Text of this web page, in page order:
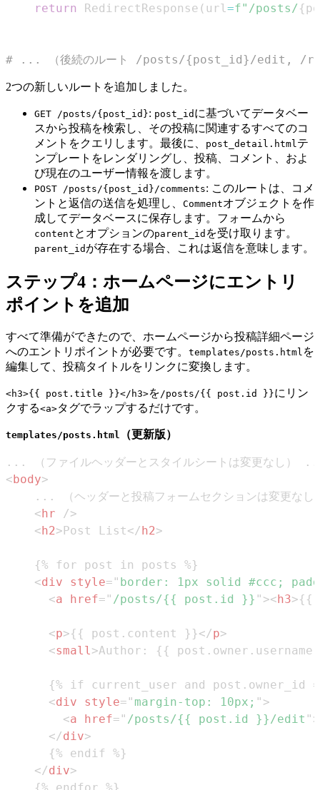
return RedirectResponse ( url =f"/posts/{
# ... （後続のルート /posts/{post_id}/edit, /
2つの新しいルートを追加しました。
GET /posts/{post_id}: post_id に基づいてデータベー
スから投稿を検索し、その投稿に関連するすべてのコ
メントをクエリします。最後に、
post_detail.html テ
ンプレートをレンダリングし、投稿、コメント、およ
び現在のユーザー情報を渡します。
POST /posts/{post_id}/comments: このルートは、コメ
ントと返信の送信を処理し、 Commentオブジェクトを作
成してデータベースに保存します。フォームから
content とオプションのparent_id を受け取ります。
parent_id が存在する場合、これは返信を意味します。
ステップ4：ホームページにエントリ
ポイントを追加
すべて準備ができたので、ホームページから投稿詳細ページ
へのエントリポイントが必要です。 templates/posts.html を
編集して、投稿タイトルをリンクに変換します。
<h3>{{ post.title }}</h3>を/posts/{{ post.id }}にリン
クする<a>タグでラップするだけです。
templates/posts.html （更新版）
< body>
< hr
/>
< h2> Post List</ h2>
<div style= " border : 1px solid #ccc ;
<a href= " /posts/{{ post.id }} " >< h3>{{
<p>{{ post.content }}</p>
<small>Author: {{
<div style= " margin-top : 10px ; " >
<a href= " /posts/{{ post.id }}/edit " >
</div>
</div>